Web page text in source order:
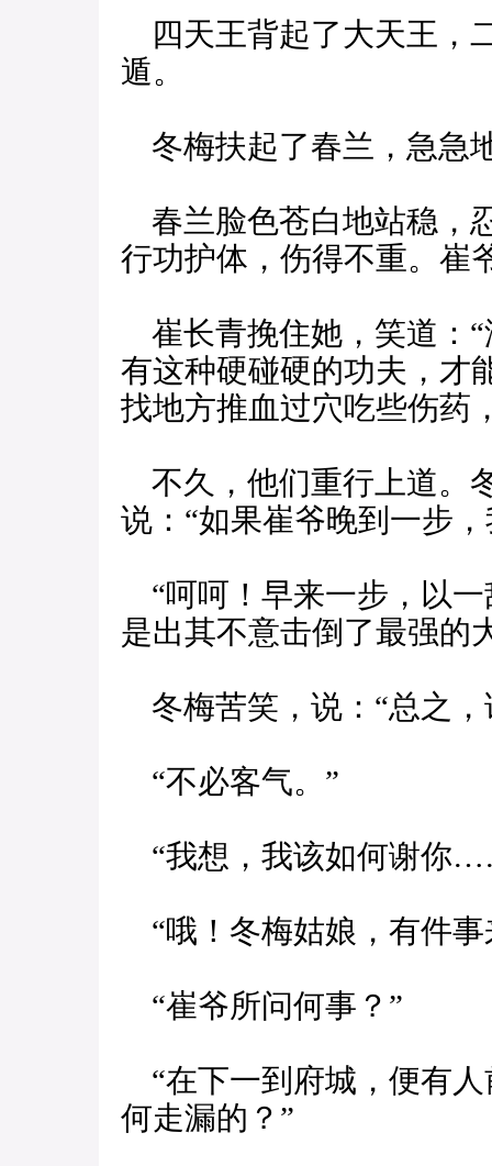
四天王背起了大天王，
遁。
冬梅扶起了春兰，急急
春兰脸色苍白地站稳，
行功护体，伤得不重。崔
崔长青挽住她，笑道：
有这种硬碰硬的功夫，才
找地方推血过穴吃些伤药
不久，他们重行上道。
说：“如果崔爷晚到一步
“呵呵！早来一步，以
是出其不意击倒了最强的
冬梅苦笑，说：“总之，
“不必客气。”
“我想，我该如何谢你
“哦！冬梅姑娘，有件
“崔爷所问何事？”
“在下一到府城，便有
何走漏的？”